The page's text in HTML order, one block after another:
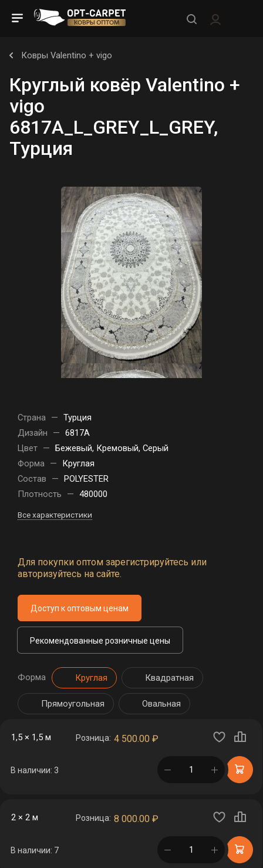
Ковры Valentino + vigo
Круглый ковёр Valentino +
vigo
6817A_L_GREY_L_GREY,
Турция
Страна — Турция
Дизайн
— 6817A
Цвет — Бежевый, Кремовый, Серый
Форма —
Круглая
Состав
— POLYESTER
Плотность
— 480000
Все характеристики
Для покупки оптом зарегистрируйтесь или
авторизуйтесь на сайте.
Доступ к оптовым ценам
Рекомендованные розничные цены
Форма Круглая Квадратная
Прямоугольная Овальная
1,5 × 1,5 м Розница: 4 500.00 ₽
В наличии: 3 в корзине
2 × 2 м Розница: 8 000.00 ₽
В наличии: 7 в корзине